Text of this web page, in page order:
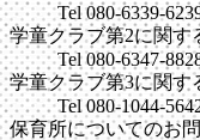
Tel 080-6339-
学童クラブ第2に関す
Tel 080-6347-
学童クラブ第3に関す
Tel 080-1044-
保育所についてのお